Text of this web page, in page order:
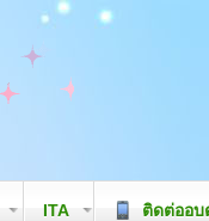
ITA ติดต่ออบ